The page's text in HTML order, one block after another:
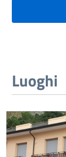
Luoghi